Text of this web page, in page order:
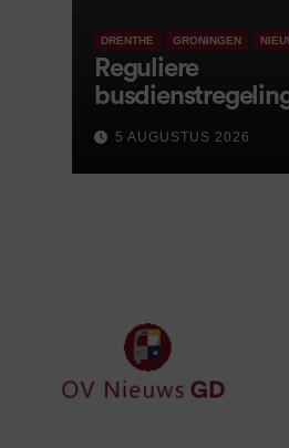
DRENTHE GRONINGEN
Reguliere
van start, met
wijzigingen
5 AUGUSTUS 2026